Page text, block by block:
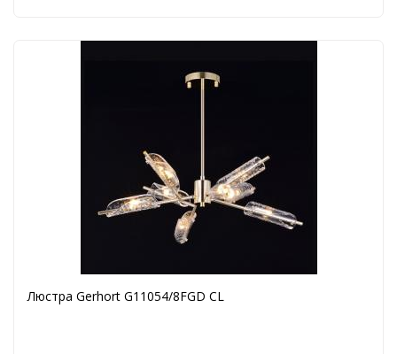
Люстра Gerhort G11054/8FGD CL